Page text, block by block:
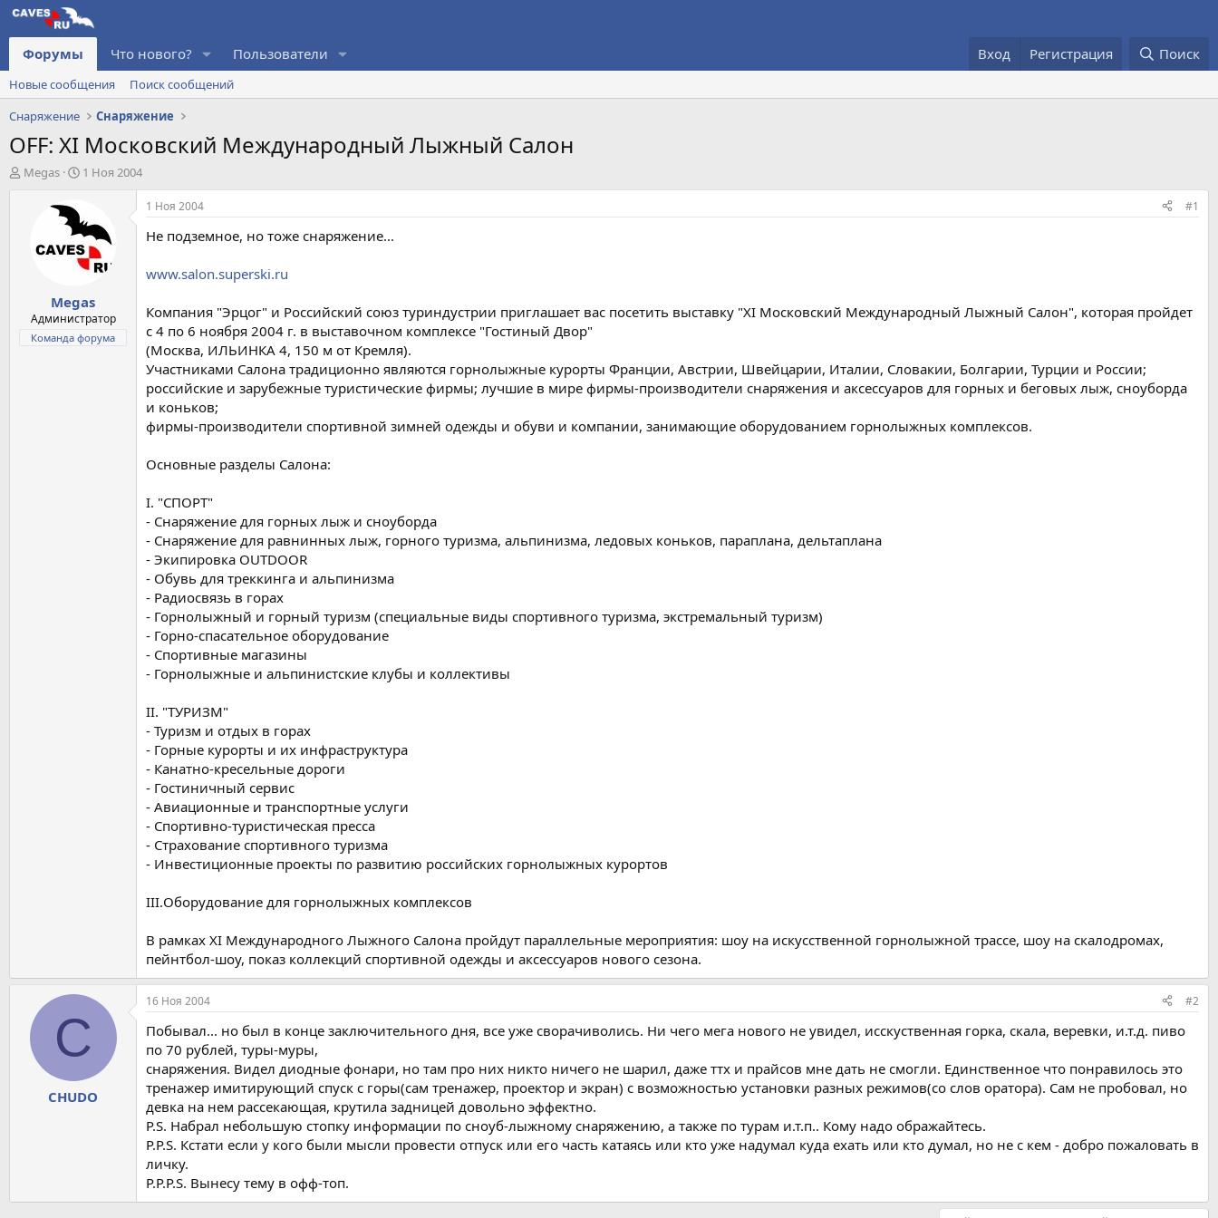
Форумы Что нового? Пользователи Вход Регистрация Поиск
Новые сообщения
Поиск сообщений
Снаряжение
Снаряжение
OFF: XI Московский Международный Лыжный Салон
А
Megas
Д
а
н
а
ч
л
а
1 Ноя 2004
Megas
Администратор
Команда форума
1 Ноя 2004 #1
Не подземное, но тоже снаряжение...
www.salon.superski.ru
Компания "Эрцог" и Российский союз туриндустрии приглашает вас посетить выставку "XI Московский Международный Лыжный Салон", которая пройдет
с 4 по 6 ноября 2004 г. в выставочном комплексе "Гостиный Двор"
(Москва, ИЛЬИНКА 4, 150 м от Кремля).
Участниками Салона традиционно являются горнолыжные курорты Франции, Австрии, Швейцарии, Италии, Словакии, Болгарии, Турции и России;
российские и зарубежные туристические фирмы; лучшие в мире фирмы-производители снаряжения и аксессуаров для горных и беговых лыж, сноуборда
и коньков;
фирмы-производители спортивной зимней одежды и обуви и компании, занимающие оборудованием горнолыжных комплексов.
Основные разделы Салона:
I. "СПОРТ"
- Снаряжение для горных лыж и сноуборда
- Снаряжение для равнинных лыж, горного туризма, альпинизма, ледовых коньков, параплана, дельтаплана
- Экипировка OUTDOOR
- Обувь для треккинга и альпинизма
- Радиосвязь в горах
- Горнолыжный и горный туризм (специальные виды спортивного туризма, экстремальный туризм)
- Горно-спасательное оборудование
- Cпортивные магазины
- Горнолыжные и альпинистские клубы и коллективы
II. "ТУРИЗМ"
- Туризм и отдых в горах
- Горные курорты и их инфраструктура
- Канатно-кресельные дороги
- Гостиничный сервис
- Авиационные и транспортные услуги
- Спортивно-туристическая пресса
- Страхование спортивного туризма
- Инвестиционные проекты по развитию российских горнолыжных курортов
III.Оборудование для горнолыжных комплексов
В рамках XI Международного Лыжного Салона пройдут параллельные мероприятия: шоу на искусственной горнолыжной трассе, шоу на скалодромах,
пейнтбол-шоу, показ коллекций спортивной одежды и аксессуаров нового сезона.
C
CHUDO
16 Ноя 2004 #2
Побывал... но был в конце заключительного дня, все уже сворачиволись. Ни чего мега нового не увидел, исскуственная горка, скала, веревки, и.т.д. пиво
по 70 рублей, туры-муры,
снаряжения. Видел диодные фонари, но там про них никто ничего не шарил, даже ттх и прайсов мне дать не смогли. Единственное что понравилось это
тренажер имитирующий спуск с горы(сам тренажер, проектор и экран) с возможностью установки разных режимов(со слов оратора). Сам не пробовал, но
девка на нем рассекающая, крутила задницей довольно эффектно.
P.S. Набрал небольшую стопку информации по сноуб-лыжному снаряжению, а также по турам и.т.п.. Кому надо ображайтесь.
P.P.S. Кстати если у кого были мысли провести отпуск или его часть катаясь или кто уже надумал куда ехать или кто думал, но не с кем - добро пожаловать в
личку.
P.P.P.S. Вынесу тему в офф-топ.